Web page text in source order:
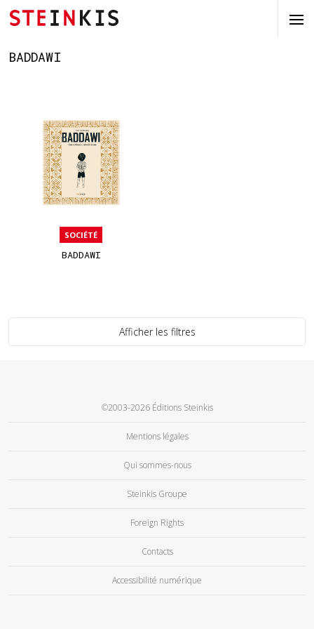
BADDAWI
Afficher les filtres
SOCIÉTÉ
BADDAWI
©2003-2026 Éditions Steinkis
Mentions légales
Qui sommes-nous
Steinkis Groupe
Foreign Rights
Contacts
Accessibilité numérique